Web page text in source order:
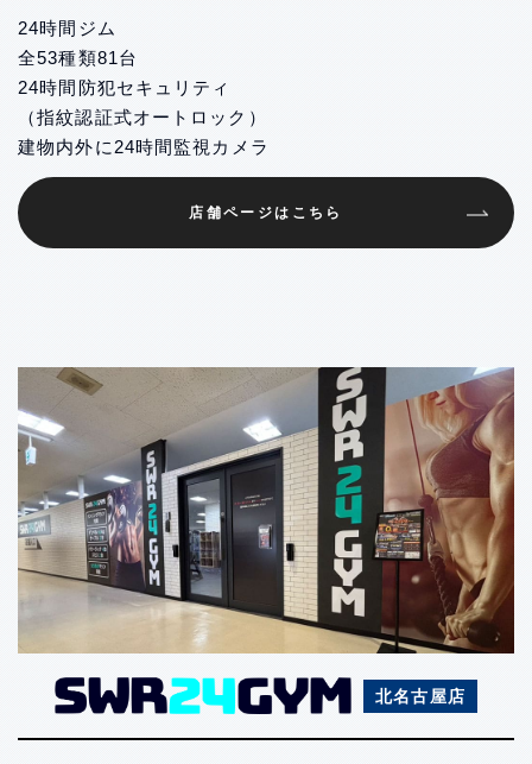
24時間ジム
全53種類81台
24時間防犯セキュリティ
（指紋認証式オートロック）
建物内外に24時間監視カメラ
店舗ページはこちら
北名古屋店